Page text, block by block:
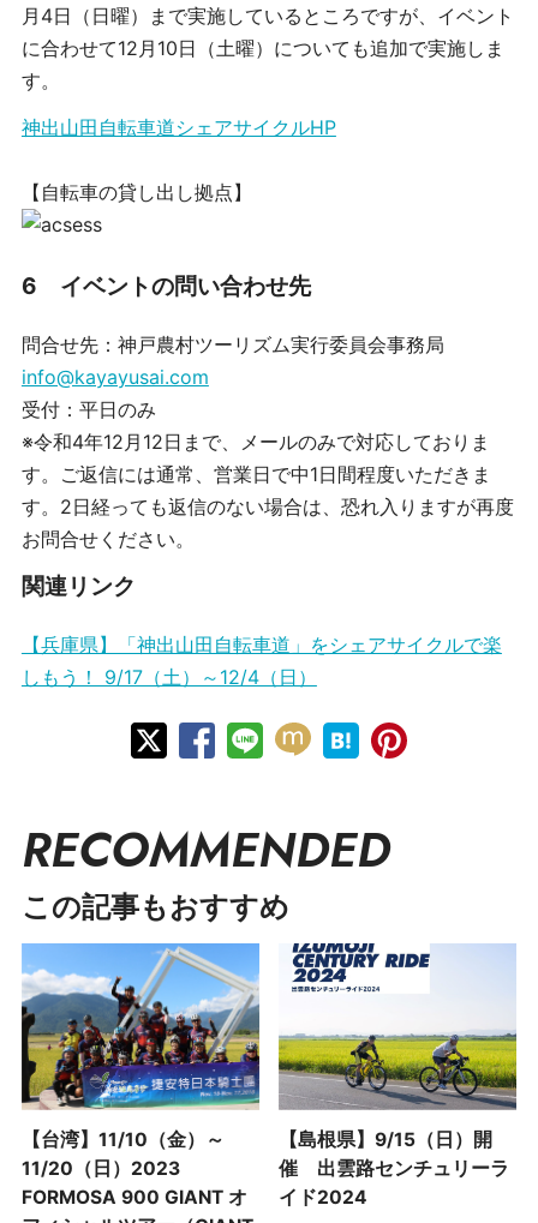
月4日（日曜）まで実施しているところですが、イベント
に合わせて12月10日（土曜）についても追加で実施しま
す。
神出山田自転車道シェアサイクルHP
【自転車の貸し出し拠点】
6 イベントの問い合わせ先
問合せ先：神戸農村ツーリズム実行委員会事務局
info@kayayusai.com
受付：平日のみ
※令和4年12月12日まで、メールのみで対応しておりま
す。ご返信には通常、営業日で中1日間程度いただきま
す。2日経っても返信のない場合は、恐れ入りますが再度
お問合せください。
関連リンク
【兵庫県】「神出山田自転車道」をシェアサイクルで楽
しもう！ 9/17（土）～12/4（日）
RECOMMENDED
この記事もおすすめ
【台湾】11/10（金）～
11/20（日）2023
FORMOSA 900 GIANT オ
【島根県】9/15（日）開
催 出雲路センチュリーラ
イド2024